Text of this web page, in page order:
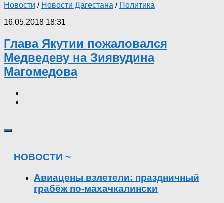
Новости / Новости Дагестана / Политика
16.05.2018 18:31
Глава Якутии пожаловался
Медведеву на Зиявудина
Магомедова
НОВОСТИ ~
Авиацены взлетели: праздничный
грабёж по-махачкалински